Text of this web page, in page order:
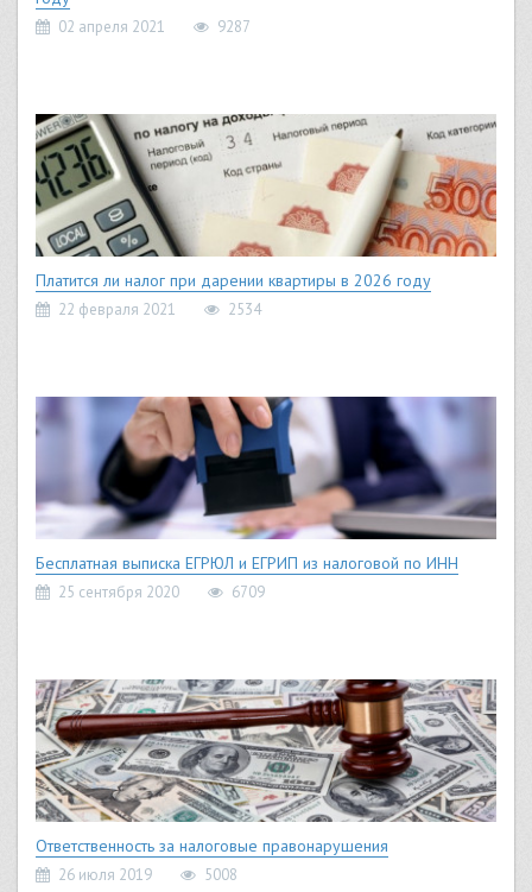
02 апреля 2021 9287
Платится ли налог при дарении квартиры в 2026 году
22 февраля 2021 2534
Бесплатная выписка ЕГРЮЛ и ЕГРИП из налоговой по ИНН
25 сентября 2020 6709
Ответственность за налоговые правонарушения
26 июля 2019 5008